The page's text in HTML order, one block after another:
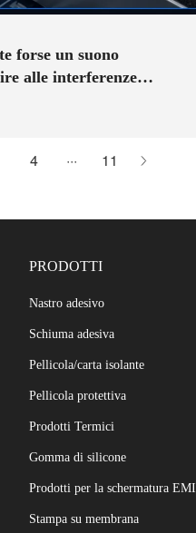
forse un suono
alle interferenze
i tuoi
4 11
PRODOTTI
Nastro adesivo
Schiuma adesiva
Pellicola/carta isolante
Pellicola protettiva
Prodotti Termici
Gomma di silicone
Prodotti per la schermatura EMI
Stampa su membrana